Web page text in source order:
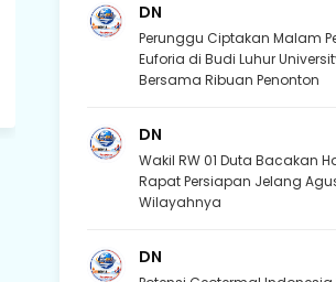
DN
Perunggu Ciptakan Malam
Euforia di Budi Luhur
Bersama Ribuan Penonton
DN
Wakil RW 01 Duta Bacakan
Rapat Persiapan Jelang
Wilayahnya
DN